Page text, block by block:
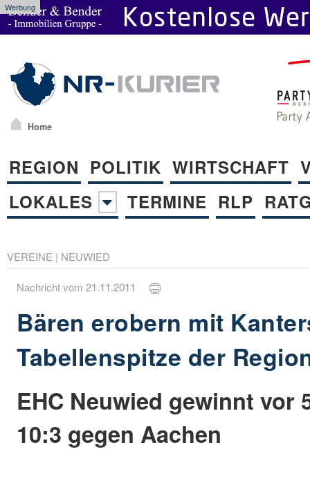
Werbung
Home
REGION POLITIK WIRTSCHAFT
LOKALES
TERMINE RLP
VEREINE | NEUWIED
Nachricht vom 21.11.2011
Bären erobern mit
Tabellenspitze der
EHC Neuwied gewinnt vor
10:3 gegen Aachen